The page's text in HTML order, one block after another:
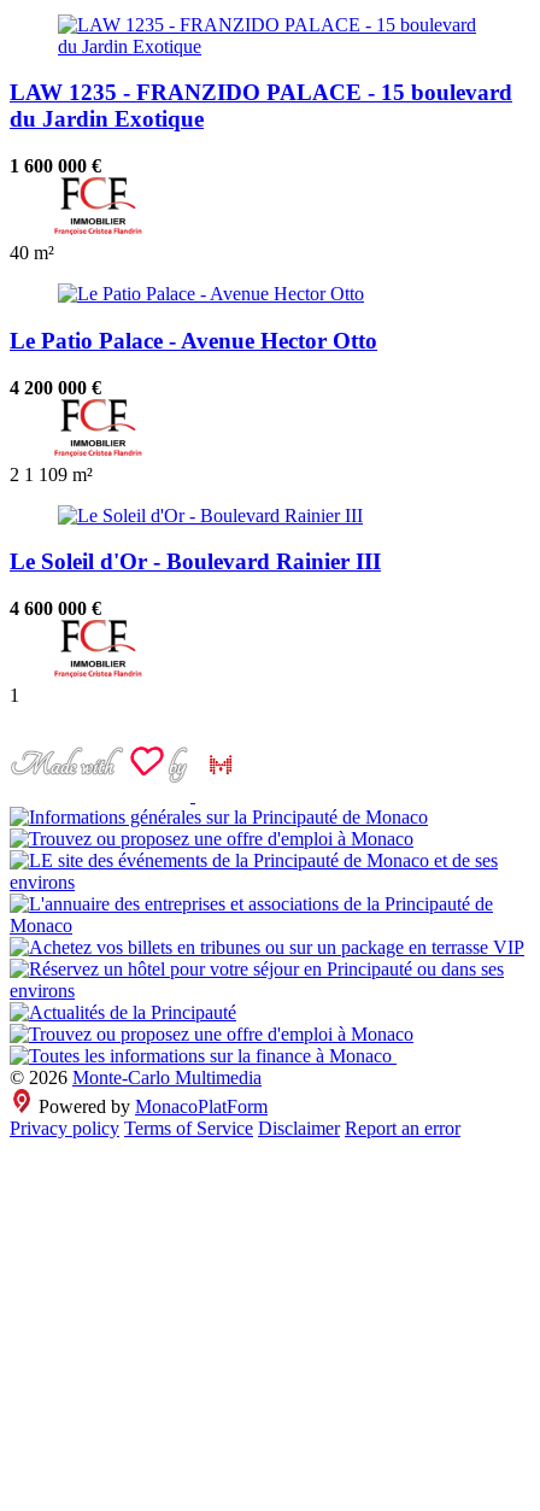
LAW 1235 - FRANZIDO PALACE - 15 boulevard
du Jardin Exotique
1 600 000 €
40 m²
Le Patio Palace - Avenue Hector Otto
4 200 000 €
2 1 109 m²
Le Soleil d'Or - Boulevard Rainier III
4 600 000 €
1
© 2026 Monte-Carlo Multimedia
Powered by MonacoPlatForm
Privacy policy Terms of Service Disclaimer Report an error